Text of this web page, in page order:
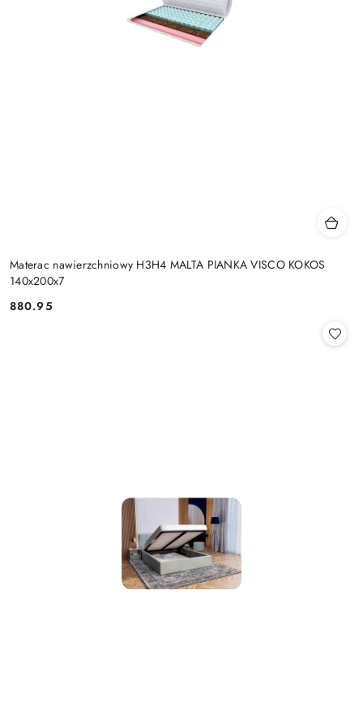
Materac nawierzchniowy H3H4 MALTA PIANKA VISCO KOKOS
140x200x7
Cena:
880.95